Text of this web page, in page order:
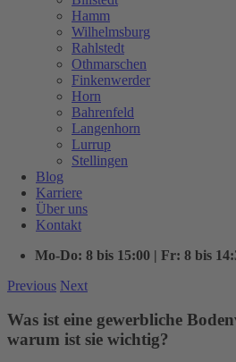
Hamm
Wilhelmsburg
Rahlstedt
Othmarschen
Finkenwerder
Horn
Bahrenfeld
Langenhorn
Lurrup
Stellingen
Blog
Karriere
Über uns
Kontakt
Mo-Do: 8 bis 15:00 | Fr: 8 bis
Previous Next
Was ist eine gewerbliche
warum ist sie wichtig?